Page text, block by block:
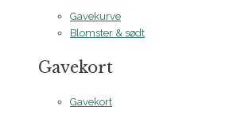
Gavekurve
Blomster & sødt
Gavekort
Gavekort